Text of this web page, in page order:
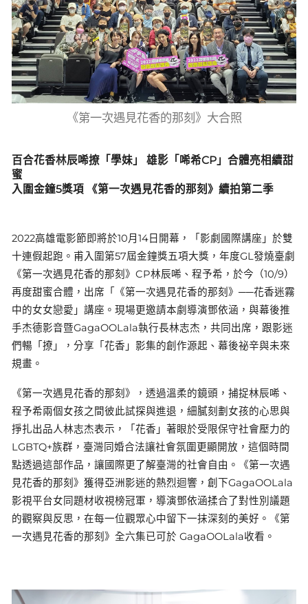
《第一次遇見花香的那刻》大合照
百合花香林辰唏撩「學妹」 雄影「唏希CP」合體亮相續甜
蜜
入圍金鐘5獎項 《第一次遇見花香的那刻》續拍第二季
2022高雄電影節即將於10月14日開幕，「影劇國際講座」於雙
十連假起跑。甫入圍第57屆金鐘獎五項大獎，年度GL發燒臺劇
《第一次遇見花香的那刻》CP林辰唏、程予希，於今（10/9）
再度甜蜜合體，出席「《第一次遇見花香的那刻》──花香迷霧
中的女女戀愛」講座。現場更邀請本劇導演鄧依涵，與幕後推
手杰德影音暨GagaOOLala執行長林志杰，共同出席，跟影迷
們暢「撩」，分享「花香」影集的創作源起、幕後祕辛與未來
規畫。
《第一次遇見花香的那刻》，透過溫柔的鏡頭，捕捉林辰唏、
程予希兩個女孩之間彼此試探與進退，細膩刻劃女孩的心思與
掙扎出品人林志杰表示，「花香」著眼於受限保守社會壓力的
LGBTQ+族群，臺灣同婚合法讓社會氛圍更顯開放，這個時間
點透過這部作品，讓國際更了解臺灣的社會自由。《第一次遇
見花香的那刻》獲得亞洲影迷的熱烈迴響，創下GagaOOLala
影視平台女同題材收視榜冠軍，導演鄧依涵揉合了對性別議題
的觀察與反思，在每一位觀眾心中留下一抹深刻的美好。《第
一次遇見花香的那刻》全六集已可於 GagaOOLala收看。